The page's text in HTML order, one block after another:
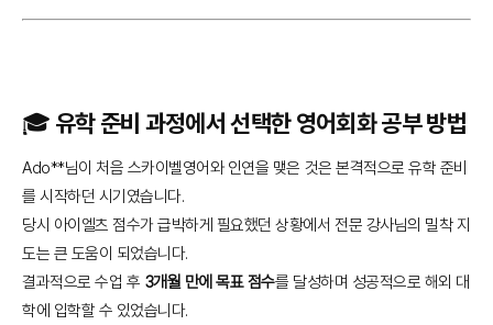
🎓 유학 준비 과정에서 선택한 영어회화 공부 방법
Ado**님이 처음 스카이벨영어와 인연을 맺은 것은 본격적으로 유학 준비
를 시작하던 시기였습니다.
당시 아이엘츠 점수가 급박하게 필요했던 상황에서 전문 강사님의 밀착 지
도는 큰 도움이 되었습니다.
결과적으로 수업 후 3개월 만에 목표 점수를 달성하며 성공적으로 해외 대
학에 입학할 수 있었습니다.